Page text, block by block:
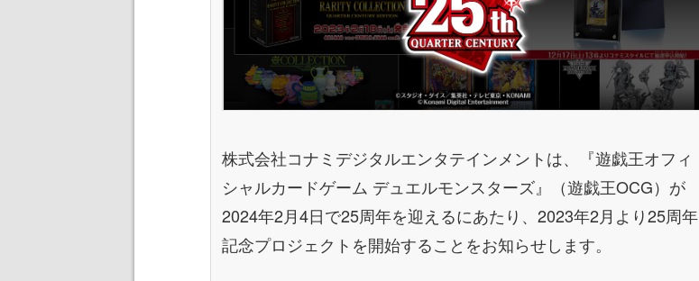
株式会社コナミデジタルエンタテインメントは、『遊戯王オフィ
シャルカードゲーム デュエルモンスターズ』（遊戯王OCG）が
2024年2月4日で25周年を迎えるにあたり、2023年2月より25周年
記念プロジェクトを開始することをお知らせします。